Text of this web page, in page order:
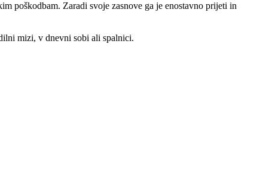
poškodbam. Zaradi svoje zasnove ga je enostavno prijeti in
mizi, v dnevni sobi ali spalnici.